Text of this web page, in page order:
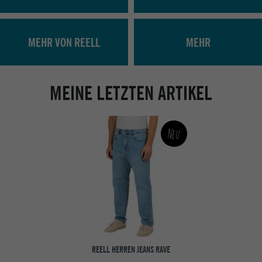
MEHR VON REELL MEHR
MEINE LETZTEN ARTIKEL
Neu
REELL HERREN JEANS RAVE